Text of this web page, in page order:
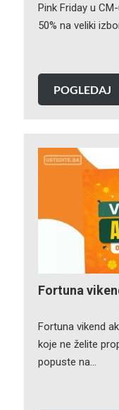
Pink Friday u
50% na veliki
POGLEDAJ
Fortuna
Fortuna vikend
koje ne želite
popuste na…